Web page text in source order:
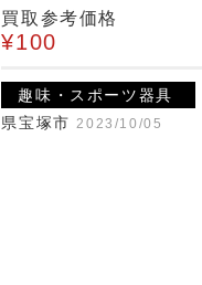
買取参考価格
¥100
趣味・スポーツ器具
県宝塚市 2023/10/05